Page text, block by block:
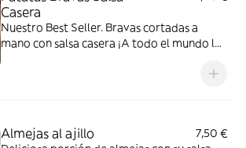
Casera
Nuestro Best Seller. Bravas cortadas a
mano con salsa casera ¡A todo el mundo le
Almejas al ajillo
7,50 €